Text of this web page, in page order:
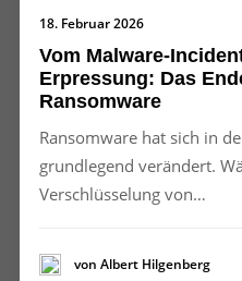
18. Februar 2026
Vom Malware-
Erpressung: Das
Ransomware
Ransomware hat sich in
grundlegend verändert.
Verschlüsselung von…
von Albert Hilgenberg